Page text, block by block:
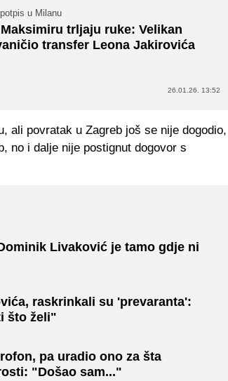
u Milanu
Maksimiru trljaju ruke: Velikan
transfer Leona Jakirovića
26.01.26. 13:52
ali povratak u Zagreb još se nije dogodio,
no i dalje nije postignut dogovor s
Livaković je tamo gdje ni
raskrinkali su 'prevaranta':
što želi"
pa uradio ono za šta
"Došao sam..."